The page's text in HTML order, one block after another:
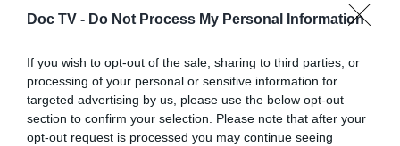
Doc TV - Do Not Process My Personal Information
If you wish to opt-out of the sale, sharing to third parties, or
processing of your personal or sensitive information for
targeted advertising by us, please use the below opt-out
section to confirm your selection. Please note that after your
opt-out request is processed you may continue seeing
Την επόμενη φορά που θα είναι πήχτρα το
608 αντί να θέλετε να ανοίξει η γη να σας
καταπιεί όταν κάποιος γκαρίξει "ΡΕ ΕΔΩ ΜΙΑ
ΘΕΣΗ ΓΙΑ ΤΗΝ ΚΟΠΕΛΑ" ή κάποιος σας
κοιτάξει με νόημα "έλα κάτσε" ενώ είναι